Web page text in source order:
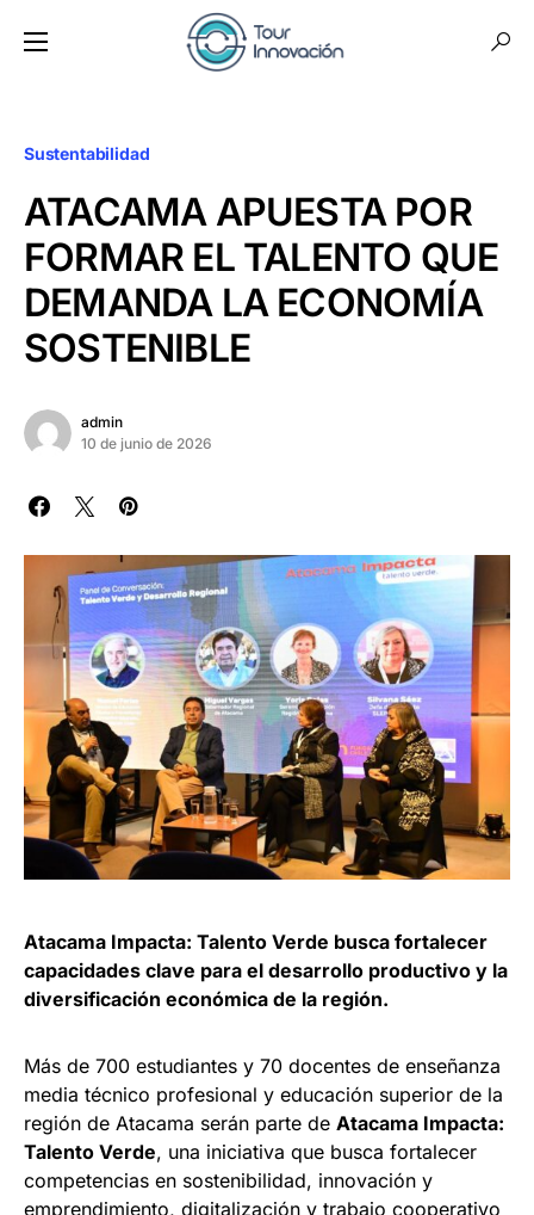
Sustentabilidad
ATACAMA APUESTA POR
FORMAR EL TALENTO QUE
DEMANDA LA ECONOMÍA
SOSTENIBLE
admin
10 de junio de 2026
Atacama Impacta: Talento Verde busca fortalecer
capacidades clave para el desarrollo productivo y la
diversificación económica de la región.
Más de 700 estudiantes y 70 docentes de enseñanza
media técnico profesional y educación superior de la
región de Atacama serán parte de Atacama Impacta:
Talento Verde, una iniciativa que busca fortalecer
competencias en sostenibilidad, innovación y
emprendimiento, digitalización y trabajo cooperativo